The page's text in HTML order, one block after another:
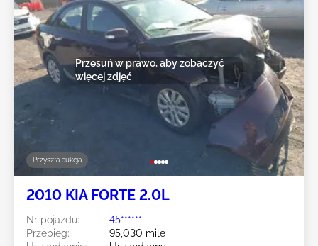
Przyszła aukcja
Przesuń w prawo, aby zobaczyć
więcej zdjęć
2010 KIA FORTE 2.0L
Nr pojazdu:
45******
Przebieg:
95,030 mile